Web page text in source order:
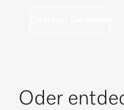
Oder